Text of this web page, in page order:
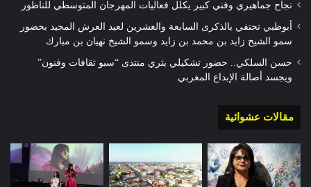
نجاح جماهيري وفني كبير يكلل فعاليات المهرجان المتوسطي للناظور
أبوظبي تحتفي بالذكرى السابعة والعشرين لعيد العرش المجيد بحضور
سمو الشيخ زايد بن محمد بن زايد وسمو الشيخ نهيان بن مبارك
حسن السلكي.. حضور تشكيلي يثري منتدى “سبو ثقافات وفنون”
ويجسد أصالة الإبداع المغربي
مقالات عشوائية